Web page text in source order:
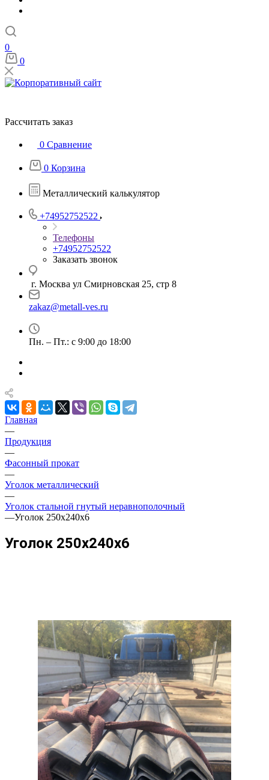
0
0
Рассчитать заказ
0 Сравнение
0 Корзина
Металлический калькулятор
+74952752522
Телефоны
+74952752522
Заказать звонок
г. Москва ул Смирновская 25, стр 8
zakaz@metall-ves.ru
Пн. – Пт.: с 9:00 до 18:00
Главная
—
Продукция
—
Фасонный прокат
—
Уголок металлический
—
Уголок стальной гнутый неравнополочный
—Уголок 250х240х6
Уголок 250х240х6